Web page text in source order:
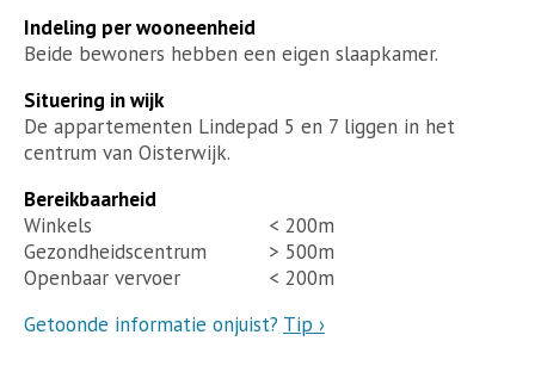
Indeling per wooneenheid
Beide bewoners hebben een eigen slaapkamer.
Situering in wijk
De appartementen Lindepad 5 en 7 liggen in het
centrum van Oisterwijk.
Bereikbaarheid
Winkels
< 200m
Gezondheidscentrum
> 500m
Openbaar vervoer
< 200m
Getoonde informatie onjuist? Tip ›